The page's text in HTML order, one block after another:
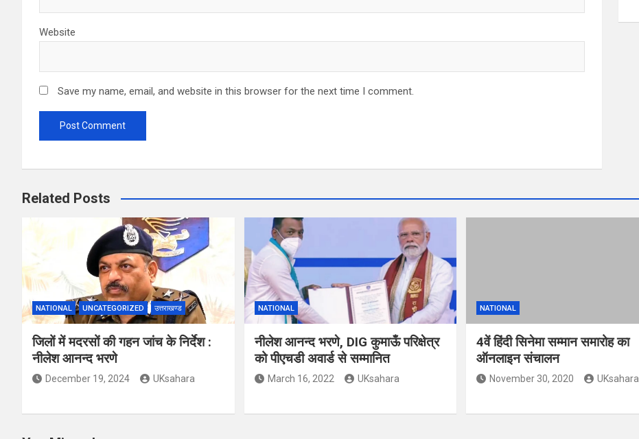
Website
Save my name, email, and website in this browser for the next time I comment.
Related Posts
NATIONAL UNCATEGORIZED उत्तराखण्ड
जिलों में मदरसों की गहन जांच के निर्देश :
नीलेश आनन्द भरणे
December 19, 2024 UKsahara
NATIONAL
नीलेश आनन्द भरणे, DIG कुमाऊँ परिक्षेत्र
को पीएचडी अवार्ड से सम्मानित
March 16, 2022 UKsahara
NATIONAL
4वें हिंदी सिनेमा सम्मान समारोह का
ऑनलाइन संचालन
November 30, 2020 UKsahara